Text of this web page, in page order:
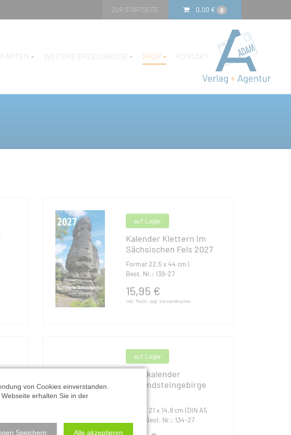
0,00 € 0
ZUR STARTSEITE
WEITERE ERZEUGNISSE SHOP KONTAKT
auf Lager
Kalender Klettern im
Sächsischen Fels 2027
Format 22,5 x 44 cm |
Best. Nr.: 139-27
15,95 €
inkl. MwSt. zzgl. Versandkosten
auf Lager
Tischkalender
Elbsandsteingebirge
Format 21 x 14,8 cm (DIN A5
Best. Nr.: 134-27
von Cookies einverstanden.
erhalten Sie in der
Speichern Alle akzeptieren